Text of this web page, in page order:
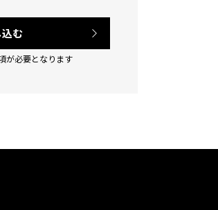
む
が必要となります